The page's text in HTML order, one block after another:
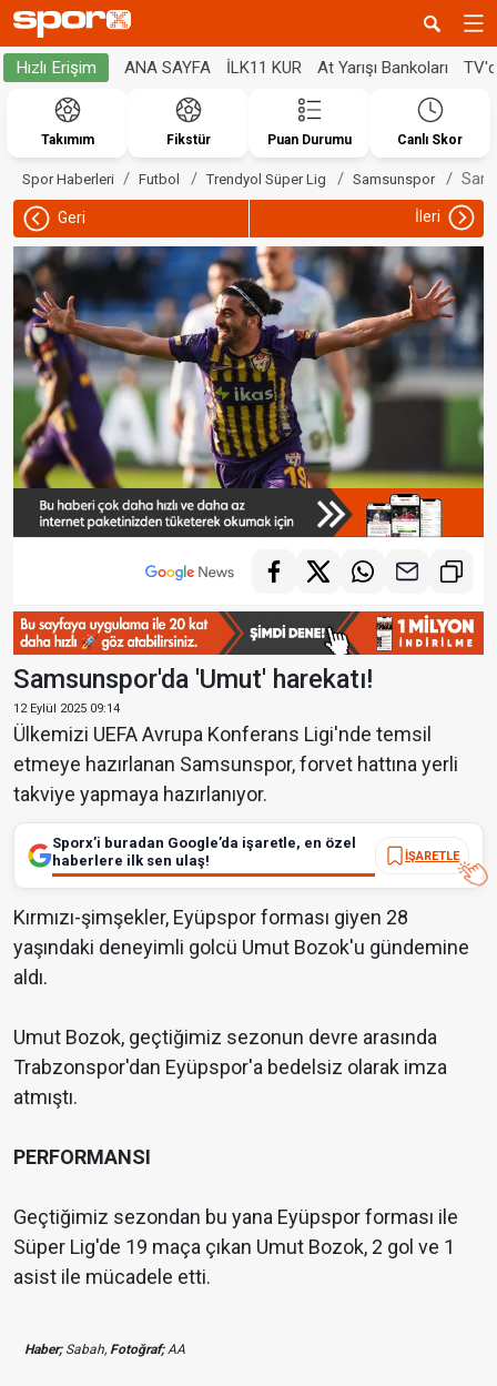
Hızlı Erişim ANA SAYFA İLK11 KUR At Yarışı Bankoları
Takımım Fikstür Puan Durumu Canlı Skor
Spor Haberleri Futbol Trendyol Süper Lig Samsunspor
Geri İleri
Samsunspor'da 'Umut' harekatı!
12 Eylül 2025 09:14
Ülkemizi UEFA Avrupa Konferans Ligi'nde temsil
etmeye hazırlanan Samsunspor, forvet hattına yerli
takviye yapmaya hazırlanıyor.
Sporx’i buradan Google’da işaretle, en özel
haberlere ilk sen ulaş!
İŞARETLE
Kırmızı-şimşekler, Eyüpspor forması giyen 28
yaşındaki deneyimli golcü Umut Bozok'u gündemine
aldı.
Umut Bozok, geçtiğimiz sezonun devre arasında
Trabzonspor'dan Eyüpspor'a bedelsiz olarak imza
atmıştı.
PERFORMANSI
Geçtiğimiz sezondan bu yana Eyüpspor forması ile
Süper Lig'de 19 maça çıkan Umut Bozok, 2 gol ve 1
asist ile mücadele etti.
Haber;Sabah, Fotoğraf;AA